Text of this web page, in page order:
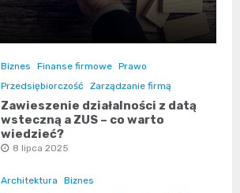
Biznes Finanse firmowe Prawo
Przedsiębiorczość
Zarządzanie firmą
Zawieszenie działalności z datą
wsteczną a ZUS – co warto
wiedzieć?
8 lipca 2025
Architektura
Biznes